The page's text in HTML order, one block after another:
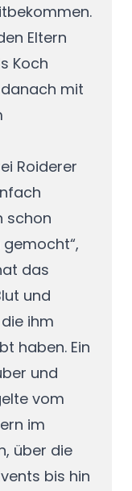
Eltern
Koch
mit
Roiderer
schon
das
und
ihm
haben. Ein
und
vom
im
über die
bis hin